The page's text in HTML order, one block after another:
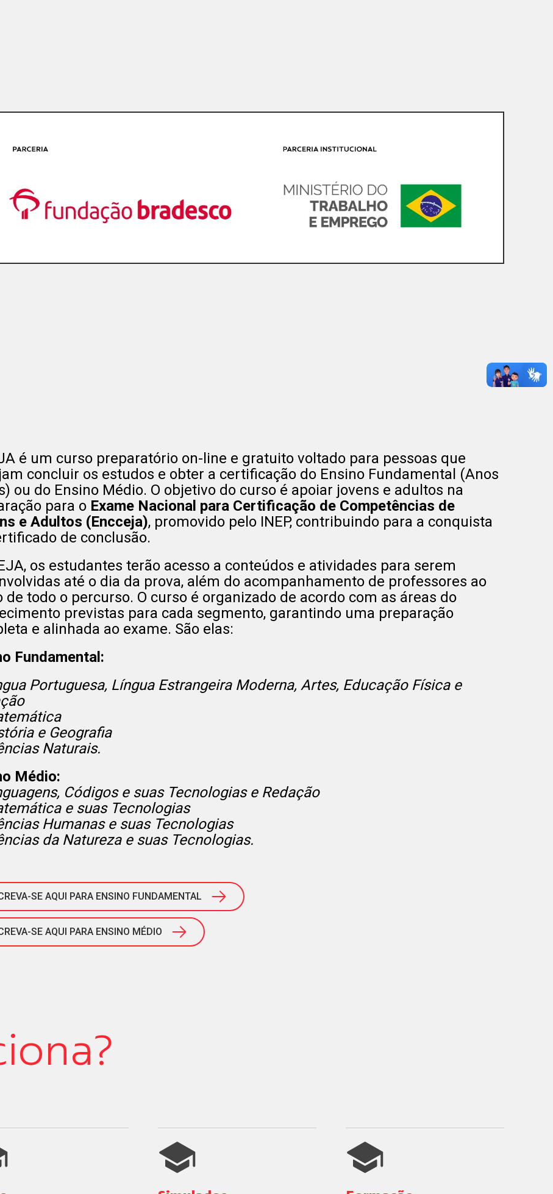
é um curso preparatório on-line e gratuito voltado para pessoas que
concluir os estudos e obter a certificação do Ensino Fundamental (Anos
ou do Ensino Médio. O objetivo do curso é apoiar jovens e adultos na
para o Exame Nacional para Certificação de Competências de
e Adultos (Encceja), promovido pelo INEP, contribuindo para a conquista
de conclusão.
os estudantes terão acesso a conteúdos e atividades para serem
até o dia da prova, além do acompanhamento de professores ao
de todo o percurso. O curso é organizado de acordo com as áreas do
previstas para cada segmento, garantindo uma preparação
e alinhada ao exame. São elas:
Fundamental:
Portuguesa, Língua Estrangeira Moderna, Artes, Educação Física e
e Geografia
Naturais.
Médio:
Códigos e suas Tecnologias e Redação
e suas Tecnologias
Humanas e suas Tecnologias
da Natureza e suas Tecnologias.
SE AQUI PARA ENSINO FUNDAMENTAL
SE AQUI PARA ENSINO MÉDIO